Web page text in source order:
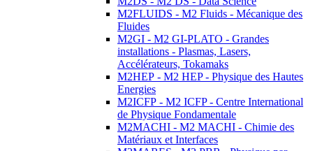
M2FLUIDS - M2 Fluids - Mécanique des
Fluides
M2GI - M2 GI-PLATO - Grandes
installations - Plasmas, Lasers,
Accélérateurs, Tokamaks
M2HEP - M2 HEP - Physique des Hautes
Energies
M2ICFP - M2 ICFP - Centre International
de Physique Fondamentale
M2MACHI - M2 MACHI - Chimie des
Matériaux et Interfaces